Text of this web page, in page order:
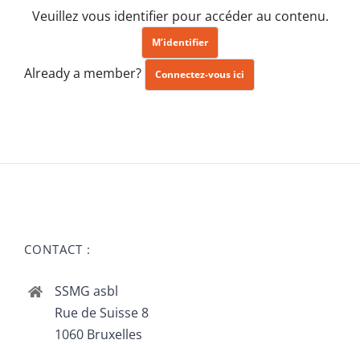
Veuillez vous identifier pour accéder au contenu.
M’identifier
Already a member? Connectez-vous ici
CONTACT :
SSMG asbl
Rue de Suisse 8
1060 Bruxelles